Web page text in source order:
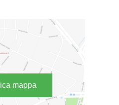
mappa